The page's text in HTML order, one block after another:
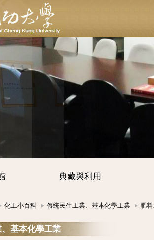
典藏與利用
化工小百科 傳統民生工業、基本化學工業 肥
基本化學工業